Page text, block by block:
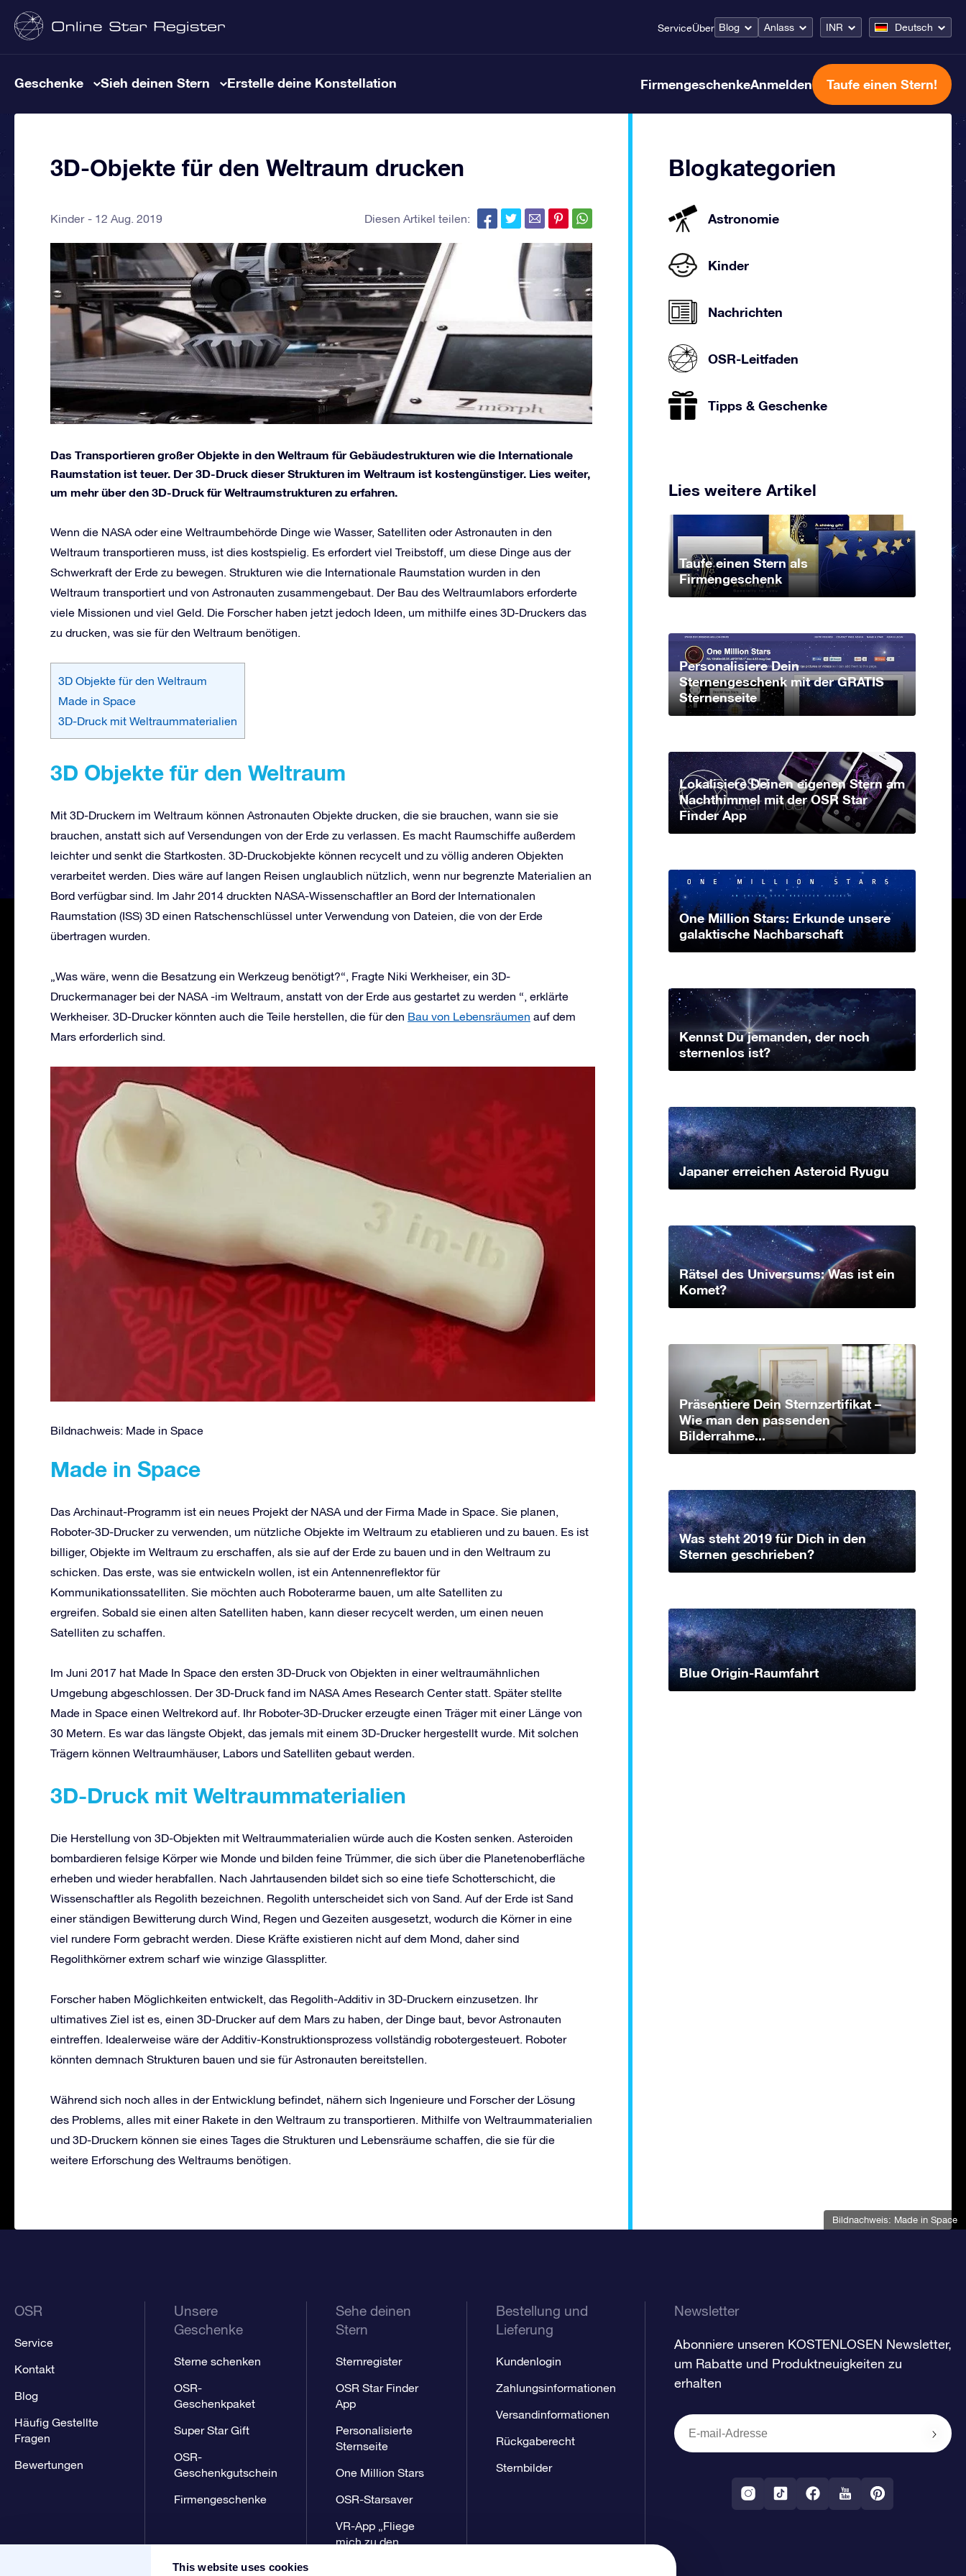
This website uses cookies
ServiceÜber Blog Anlass INR Deutsch
Geschenke Sieh deinen Stern Erstelle deine Konstellation FirmengeschenkeAnmelden Taufe einen Stern!
3D-Objekte für den Weltraum drucken
Kinder 12 Aug. 2019 Diesen Artikel teilen:
Das Transportieren großer Objekte in den Weltraum für Gebäudestrukturen wie die Internationale
Raumstation ist teuer. Der 3D-Druck dieser Strukturen im Weltraum ist kostengünstiger. Lies weiter,
um mehr über den 3D-Druck für Weltraumstrukturen zu erfahren.
Wenn die NASA oder eine Weltraumbehörde Dinge wie Wasser, Satelliten oder Astronauten in den
Weltraum transportieren muss, ist dies kostspielig. Es erfordert viel Treibstoff, um diese Dinge aus der
Schwerkraft der Erde zu bewegen. Strukturen wie die Internationale Raumstation wurden in den
Weltraum transportiert und von Astronauten zusammengebaut. Der Bau des Weltraumlabors erforderte
viele Missionen und viel Geld. Die Forscher haben jetzt jedoch Ideen, um mithilfe eines 3D-Druckers das
zu drucken, was sie für den Weltraum benötigen.
3D Objekte für den Weltraum
Made in Space
3D-Druck mit Weltraummaterialien
3D Objekte für den Weltraum
Mit 3D-Druckern im Weltraum können Astronauten Objekte drucken, die sie brauchen, wann sie sie
brauchen, anstatt sich auf Versendungen von der Erde zu verlassen. Es macht Raumschiffe außerdem
leichter und senkt die Startkosten. 3D-Druckobjekte können recycelt und zu völlig anderen Objekten
verarbeitet werden. Dies wäre auf langen Reisen unglaublich nützlich, wenn nur begrenzte Materialien an
Bord verfügbar sind. Im Jahr 2014 druckten NASA-Wissenschaftler an Bord der Internationalen
Raumstation (ISS) 3D einen Ratschenschlüssel unter Verwendung von Dateien, die von der Erde
übertragen wurden.
„Was wäre, wenn die Besatzung ein Werkzeug benötigt?“, Fragte Niki Werkheiser, ein 3D-
Druckermanager bei der NASA -im Weltraum, anstatt von der Erde aus gestartet zu werden “, erklärte
Werkheiser. 3D-Drucker könnten auch die Teile herstellen, die für den Bau von Lebensräumen auf dem
Mars erforderlich sind.
Bildnachweis: Made in Space
Bildnachweis: Made in Space
Made in Space
Das Archinaut-Programm ist ein neues Projekt der NASA und der Firma Made in Space. Sie planen,
Roboter-3D-Drucker zu verwenden, um nützliche Objekte im Weltraum zu etablieren und zu bauen. Es ist
billiger, Objekte im Weltraum zu erschaffen, als sie auf der Erde zu bauen und in den Weltraum zu
schicken. Das erste, was sie entwickeln wollen, ist ein Antennenreflektor für
Kommunikationssatelliten. Sie möchten auch Roboterarme bauen, um alte Satelliten zu
ergreifen. Sobald sie einen alten Satelliten haben, kann dieser recycelt werden, um einen neuen
Satelliten zu schaffen.
Im Juni 2017 hat Made In Space den ersten 3D-Druck von Objekten in einer weltraumähnlichen
Umgebung abgeschlossen. Der 3D-Druck fand im NASA Ames Research Center statt. Später stellte
Made in Space einen Weltrekord auf. Ihr Roboter-3D-Drucker erzeugte einen Träger mit einer Länge von
30 Metern. Es war das längste Objekt, das jemals mit einem 3D-Drucker hergestellt wurde. Mit solchen
Trägern können Weltraumhäuser, Labors und Satelliten gebaut werden.
3D-Druck mit Weltraummaterialien
Die Herstellung von 3D-Objekten mit Weltraummaterialien würde auch die Kosten senken. Asteroiden
bombardieren felsige Körper wie Monde und bilden feine Trümmer, die sich über die Planetenoberfläche
erheben und wieder herabfallen. Nach Jahrtausenden bildet sich so eine tiefe Schotterschicht, die
Wissenschaftler als Regolith bezeichnen. Regolith unterscheidet sich von Sand. Auf der Erde ist Sand
einer ständigen Bewitterung durch Wind, Regen und Gezeiten ausgesetzt, wodurch die Körner in eine
viel rundere Form gebracht werden. Diese Kräfte existieren nicht auf dem Mond, daher sind
Regolithkörner extrem scharf wie winzige Glassplitter.
Forscher haben Möglichkeiten entwickelt, das Regolith-Additiv in 3D-Druckern einzusetzen. Ihr
ultimatives Ziel ist es, einen 3D-Drucker auf dem Mars zu haben, der Dinge baut, bevor Astronauten
eintreffen. Idealerweise wäre der Additiv-Konstruktionsprozess vollständig robotergesteuert. Roboter
könnten demnach Strukturen bauen und sie für Astronauten bereitstellen.
Während sich noch alles in der Entwicklung befindet, nähern sich Ingenieure und Forscher der Lösung
des Problems, alles mit einer Rakete in den Weltraum zu transportieren. Mithilfe von Weltraummaterialien
und 3D-Druckern können sie eines Tages die Strukturen und Lebensräume schaffen, die sie für die
weitere Erforschung des Weltraums benötigen.
Blogkategorien
Astronomie
Kinder
Nachrichten
OSR-Leitfaden
Tipps & Geschenke
Lies weitere Artikel
Taufe einen Stern als
Firmengeschenk
Personalisiere Dein
Sternengeschenk mit der GRATIS
Sternenseite
Lokalisiere Deinen eigenen Stern am
Nachthimmel mit der OSR Star
Finder App
One Million Stars: Erkunde unsere
galaktische Nachbarschaft
Kennst Du jemanden, der noch
sternenlos ist?
Japaner erreichen Asteroid Ryugu
Rätsel des Universums: Was ist ein
Komet?
Präsentiere Dein Sternzertifikat –
Wie man den passenden
Bilderrahme...
Was steht 2019 für Dich in den
Sternen geschrieben?
Blue Origin-Raumfahrt
OSR
Service
Kontakt
Blog
Häufig Gestellte
Fragen
Bewertungen
Unsere
Geschenke
Sterne schenken
OSR-
Geschenkpaket
Super Star Gift
OSR-
Geschenkgutschein
Firmengeschenke
Sehe deinen
Stern
Sternregister
OSR Star Finder
App
Personalisierte
Sternseite
One Million Stars
OSR-Starsaver
VR-App „Fliege
mich zu den
Bestellung und
Lieferung
Kundenlogin
Zahlungsinformationen
Versandinformationen
Rückgaberecht
Sternbilder
Newsletter
Abonniere unseren KOSTENLOSEN Newsletter,
um Rabatte und Produktneuigkeiten zu
erhalten